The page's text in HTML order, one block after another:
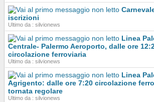
iscrizioni
Ultimo da : silvionews
Linea
Centrale- Palermo Aeroporto, dalle ore
circolazione ferroviaria
Ultimo da : silvionews
Linea
Agrigento: dalle ore 7:20 circolazione
tornata regolare
Ultimo da : silvionews